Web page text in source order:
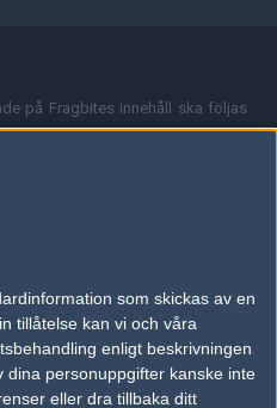
som skickas av en
tillåtelse kan vi och våra
enligt beskrivningen
personuppgifter kanske inte
eller dra tillbaka ditt
på Fragbites innehåll ska följas
med Fragbites åsikter.
sparas även när man deltar i
inställningar eller välja att inte
25 juli 2003.